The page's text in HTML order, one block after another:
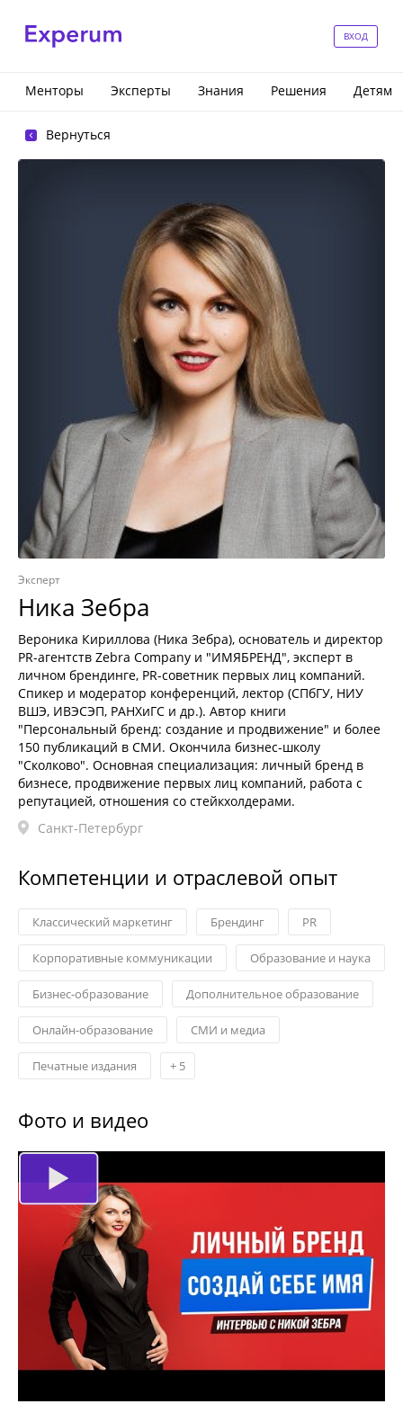
ВХОД
Менторы Эксперты Знания Решения Детям
Вернуться
Эксперт
Ника Зебра
Вероника Кириллова (Ника Зебра), основатель и директор
PR-агентств Zebra Company и "ИМЯБРЕНД", эксперт в
личном брендинге, PR-советник первых лиц компаний.
Спикер и модератор конференций, лектор (СПбГУ, НИУ
ВШЭ, ИВЭСЭП, РАНХиГС и др.). Автор книги
"Персональный бренд: создание и продвижение" и более
150 публикаций в СМИ. Окончила бизнес-школу
"Сколково". Основная специализация: личный бренд в
бизнесе, продвижение первых лиц компаний, работа с
репутацией, отношения со стейкхолдерами.
Санкт-Петербург
Компетенции и отраслевой опыт
Классический маркетинг Брендинг PR
Корпоративные коммуникации Образование и наука
Бизнес-образование Дополнительное образование
Онлайн-образование СМИ и медиа
Печатные издания + 5
Фото и видео